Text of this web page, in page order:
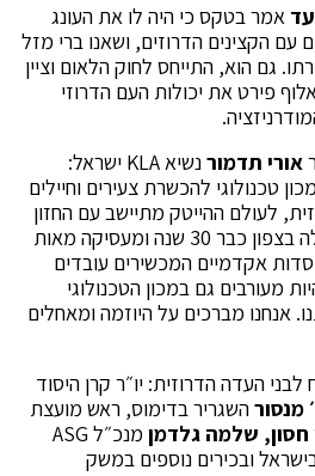
אמר בטקס כי היה לו את העונג
הקצינים הדרוזים, ושאנו ברי מזל
גם הוא, התייחס לחוק הלאום וציין
פירט את יכולות העם הדרוזי
אורי תדמור
נשיא KLA ישראל:
טכנולוגי להכשרת צעירים וחיילים
לעולם ההייטק מתיישב עם החזון
שלנו, כחברת הייטק שפעילה בצפון כבר 30 שנה ומעסיקה מאות
אקדמיים המכשירים עובדים
מעורבים גם במכון הטכנולוגי
אנחנו מברכים על היוזמה ומאחלים
העדה הדרוזית: יו״ר קרן היסוד
מנסורהשגריר בדימוס, ראש מועצת
חסון, שלמה גלדמן
מנכ״ל ASG
ובכירים נוספים במשק